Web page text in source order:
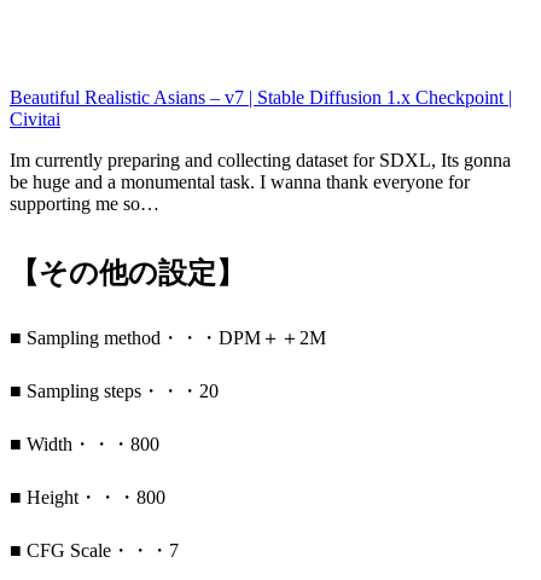
Beautiful Realistic Asians – v7 | Stable Diffusion 1.x Checkpoint |
Civitai
Im currently preparing and collecting dataset for SDXL, Its gonna
be huge and a monumental task. I wanna thank everyone for
supporting me so…
【その他の設定】
■ Sampling method・・・DPM＋＋2M
■ Sampling steps・・・20
■ Width・・・800
■ Height・・・800
■ CFG Scale・・・7